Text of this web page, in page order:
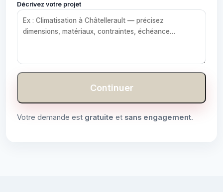
Décrivez votre projet
Continuer
Votre demande est gratuite et sans engagement.